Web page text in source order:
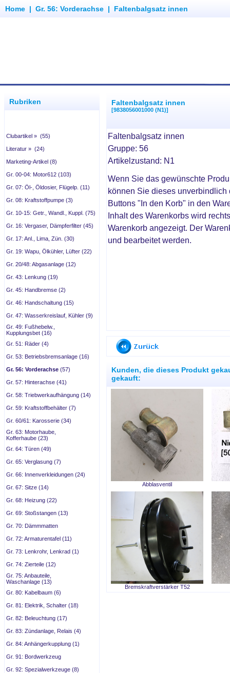
Home | Gr. 56: Vorderachse | Faltenbalgsatz innen
Rubriken
Clubartikel » (55)
Literatur » (24)
Marketing-Artikel (8)
Gr. 00-04: Motor612 (103)
Gr. 07: Öl-, Öldosier, Flügelp. (11)
Gr. 08: Kraftstoffpumpe (3)
Gr. 10-15: Getr., Wandl., Kuppl. (75)
Gr. 16: Vergaser, Dämpferfilter (45)
Gr. 17: Anl., Lima, Zün. (30)
Gr. 19: Wapu, Ölkühler, Lüfter (22)
Gr. 20/48: Abgasanlage (12)
Gr. 43: Lenkung (19)
Gr. 45: Handbremse (2)
Gr. 46: Handschaltung (15)
Gr. 47: Wasserkreislauf, Kühler (9)
Gr. 49: Fußhebelw.,
Kupplungsbet (16)
Gr. 51: Räder (4)
Gr. 53: Betriebsbremsanlage (16)
Gr. 56: Vorderachse (57)
Gr. 57: Hinterachse (41)
Gr. 58: Triebwerkaufhängung (14)
Gr. 59: Kraftstoffbehälter (7)
Gr. 60/61: Karosserie (34)
Gr. 63: Motorhaube,
Kofferhaube (23)
Gr. 64: Türen (49)
Gr. 65: Verglasung (7)
Gr. 66: Innenverkleidungen (24)
Gr. 67: Sitze (14)
Gr. 68: Heizung (22)
Gr. 69: Stoßstangen (13)
Gr. 70: Dämmmatten
Gr. 72: Armaturentafel (11)
Gr. 73: Lenkrohr, Lenkrad (1)
Gr. 74: Zierteile (12)
Gr. 75: Anbauteile,
Waschanlage (13)
Gr. 80: Kabelbaum (6)
Gr. 81: Elektrik, Schalter (18)
Gr. 82: Beleuchtung (17)
Gr. 83: Zündanlage, Relais (4)
Gr. 84: Anhängerkupplung (1)
Gr. 91: Bordwerkzeug
Gr. 92: Spezialwerkzeuge (8)
Faltenbalgsatz innen
[9838056001000 (N1)]
Faltenbalgsatz innen
Gruppe: 56
Artikelzustand: N1
Wenn Sie das gewünschte
können Sie dieses unverbindlich
Buttons "In den Korb" in den
Inhalt des Warenkorbs wird
Warenkorb angezeigt. Der
und bearbeitet werden.
Kunden, die dieses Produkt
gekauft:
Abblasventil
Bremskraftverstärker T52